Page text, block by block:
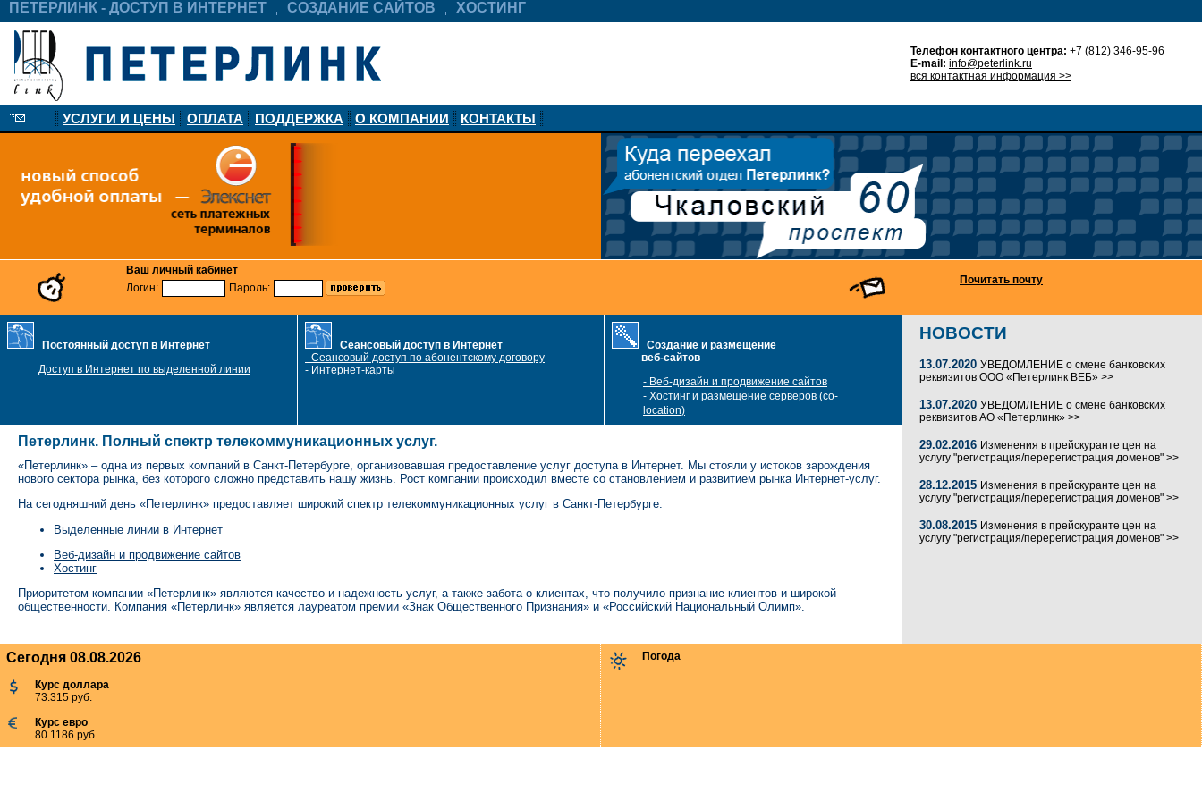
ПЕТЕРЛИНК - ДОСТУП В ИНТЕРНЕТ СОЗДАНИЕ САЙТОВ ХОСТИНГ
Телефон контактного центра: +7 (812) 346-95-96
E-mail: info@peterlink.ru
вся контактная информация >>
УСЛУГИ И ЦЕНЫ ОПЛАТА ПОДДЕРЖКА О КОМПАНИИ КОНТАКТЫ
Ваш личный кабинет
Логин:
Пароль:
Почитать почту
Постоянный доступ в Интернет
Доступ в Интернет по выделенной линии
Сеансовый доступ в Интернет
- Сеансовый доступ по абонентскому договору
- Интернет-карты
Создание и размещение
веб-сайтов
- Веб-дизайн и продвижение сайтов
- Хостинг и размещение серверов (co-
location)
Петерлинк. Полный спектр телекоммуникационных услуг.
«Петерлинк» – одна из первых компаний в Санкт-Петербурге, организовавшая предоставление услуг доступа в Интернет. Мы стояли у истоков зарождения
нового сектора рынка, без которого сложно представить нашу жизнь. Рост компании происходил вместе со становлением и развитием рынка Интернет-услуг.
На сегодняшний день «Петерлинк» предоставляет широкий спектр телекоммуникационных услуг в Санкт-Петербурге:
Выделенные линии в Интернет
Веб-дизайн и продвижение сайтов
Хостинг
Приоритетом компании «Петерлинк» являются качество и надежность услуг, а также забота о клиентах, что получило признание клиентов и широкой
общественности. Компания «Петерлинк» является лауреатом премии «Знак Общественного Признания» и «Российский Национальный Олимп».
НОВОСТИ
13.07.2020 УВЕДОМЛЕНИЕ о смене банковских
реквизитов ООО «Петерлинк ВЕБ» >>
13.07.2020 УВЕДОМЛЕНИЕ о смене банковских
реквизитов АО «Петерлинк» >>
29.02.2016 Изменения в прейскуранте цен на
услугу "регистрация/перерегистрация доменов" >>
28.12.2015 Изменения в прейскуранте цен на
услугу "регистрация/перерегистрация доменов" >>
30.08.2015 Изменения в прейскуранте цен на
услугу "регистрация/перерегистрация доменов" >>
Сегодня 08.08.2026
Курс доллара
73.315 руб.
Курс евро
80.1186 руб.
Погода